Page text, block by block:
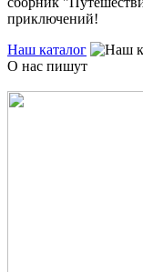
приключений!
Наш каталог
О нас пишут